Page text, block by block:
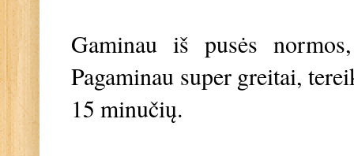
Gaminau iš pusės
Pagaminau super greitai,
15 minučių.